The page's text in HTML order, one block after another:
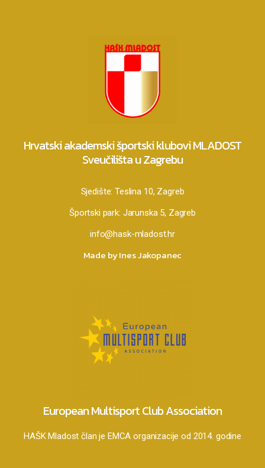
Hrvatski akademski športski klubovi MLADOST
Sveučilišta u Zagrebu
Sjedište:Teslina 10, Zagreb
Športski park: Jarunska 5, Zagreb
info@hask-mladost.hr
Made by Ines Jakopanec
European Multisport Club Association
HAŠK Mladost član je EMCA organizacije od 2014. godine